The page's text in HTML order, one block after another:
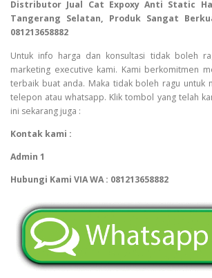
Distributor Jual Cat Expoxy Anti Static
Tangerang Selatan, Produk Sangat
081213658882
Untuk info harga dan konsultasi tidak boleh
marketing executive kami. Kami berkomitmen
terbaik buat anda. Maka tidak boleh ragu untuk
telepon atau whatsapp. Klik tombol yang telah
ini sekarang juga :
Kontak kami :
Admin 1
Hubungi Kami VIA WA : 081213658882